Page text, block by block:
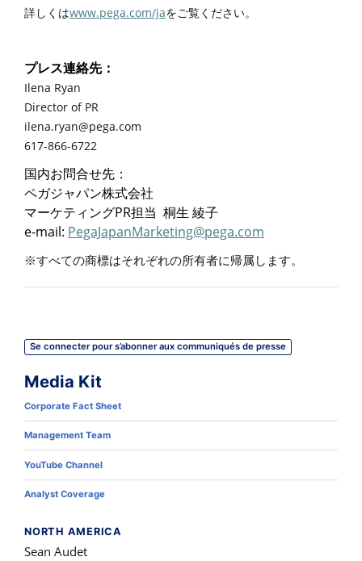
詳しくはwww.pega.com/jaをご覧ください。
プレス連絡先：
Ilena Ryan
Director of PR
ilena.ryan@pega.com
617-866-6722
国内お問合せ先：
ペガジャパン株式会社
マーケティングPR担当 桐生 綾子
e-mail: PegaJapanMarketing@pega.com
※すべての商標はそれぞれの所有者に帰属します。
Se connecter pour s’abonner aux communiqués de presse
Media Kit
Corporate Fact Sheet
Management Team
YouTube Channel
Analyst Coverage
NORTH AMERICA
Sean Audet